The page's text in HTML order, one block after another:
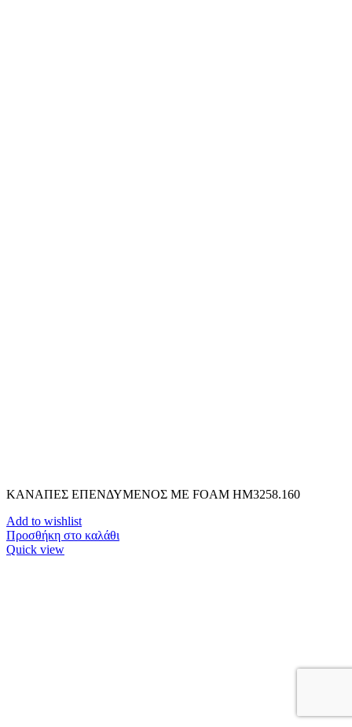
ΚΑΝΑΠΕΣ ΕΠΕΝΔΥΜΕΝΟΣ ΜΕ FOAM HM3258.160
Add to wishlist
Προσθήκη στο καλάθι
Quick view